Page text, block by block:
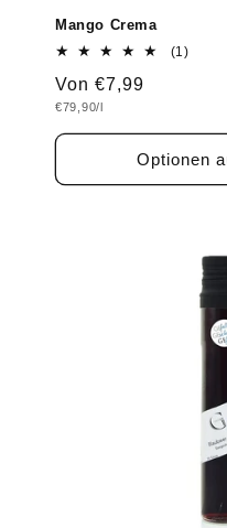
Mango Crema
(1)1
Normaler
Preis
Von €7,99
Grundpreis
€79,90/l
Optionen